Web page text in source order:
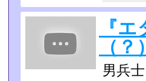
『
（
男兵